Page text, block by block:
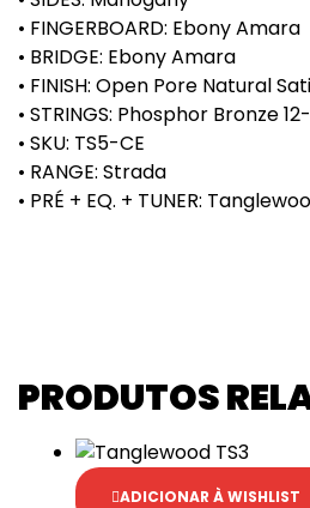
• FINGERBOARD: Ebony Amara
• BRIDGE: Ebony Amara
• FINISH: Open Pore Natural
• STRINGS: Phosphor Bronze
• SKU: TS5-CE
• RANGE: Strada
• PRÉ + EQ. + TUNER:
PRODUTOS
ADICIONAR À WISHLIST